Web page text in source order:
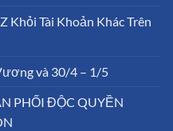
Khỏi Tài Khoản Khác Trên
và 30/4 – 1/5
PHỐI ĐỘC QUYỀN